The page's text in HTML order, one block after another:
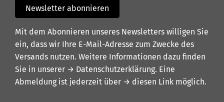
Newsletter abonnieren
Mit dem Abonnieren unseres Newsletters willigen Sie
ein, dass wir Ihre E-Mail-Adresse zum Zwecke des
Versands nutzen. Weitere Informationen dazu finden
Sie in unserer → Datenschutzerklärung. Eine
Abmeldung ist jederzeit über → diesen Link möglich.